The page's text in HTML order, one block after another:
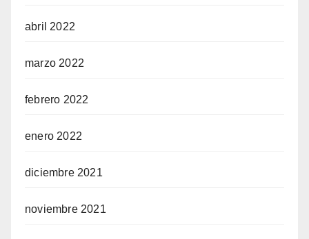
abril 2022
marzo 2022
febrero 2022
enero 2022
diciembre 2021
noviembre 2021